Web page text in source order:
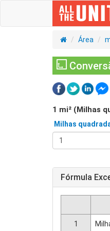
Área
1 mi² (Milhas
Milhas
Fórmula
1